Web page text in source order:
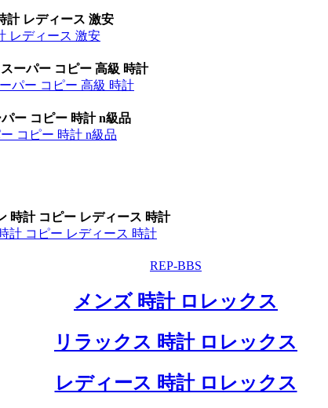
計 レディース 激安
レディース 激安
ーパー コピー 高級 時計
パー コピー 高級 時計
ー コピー 時計 n級品
コピー 時計 n級品
時計 コピー レディース 時計
計 コピー レディース 時計
REP-BBS
メンズ 時計 ロレックス
リラックス 時計 ロレックス
レディース 時計 ロレックス